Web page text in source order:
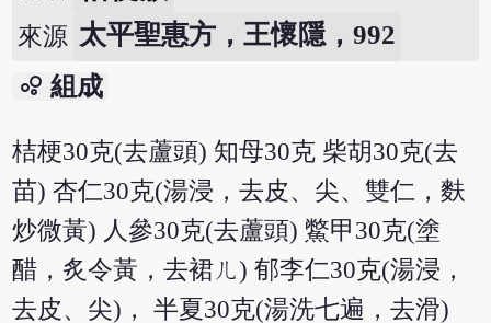
來源 太平聖惠方，王懷隱，992
bubble_chart 組成
桔梗30克(去蘆頭) 知母30克 柴胡30克(去
苗) 杏仁30克(湯浸，去皮、尖、雙仁，麩
炒微黃) 人參30克(去蘆頭) 鱉甲30克(塗
醋，炙令黃，去裙ㄦ) 郁李仁30克(湯浸，
去皮、尖)， 半夏30克(湯洗七遍，去滑)